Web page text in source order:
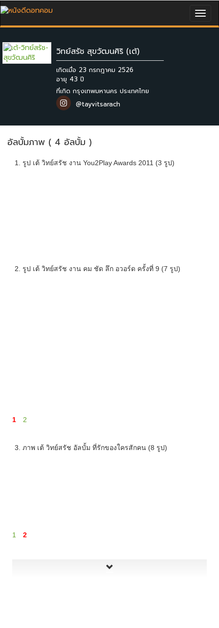
วิทย์สรัช สุขวัฒนศิริ (เต้)
เกิดเมื่อ 23 กรกฎาคม 2526
ที่เกิด กรุงเทพมหานคร ประเทศไทย
@tayvitsarach
อัลบั้มภาพ ( 4 อัลบั้ม )
1. รูป เต้ วิทย์สรัช งาน You2Play Awards 2011 (3 รูป)
2. รูป เต้ วิทย์สรัช งาน คม ชัด ลึก อวอร์ด ครั้งที่ 9 (7 รูป)
1 2
3. ภาพ เต้ วิทย์สรัช อัลบั้ม ที่รักของใครสักคน (8 รูป)
1 2